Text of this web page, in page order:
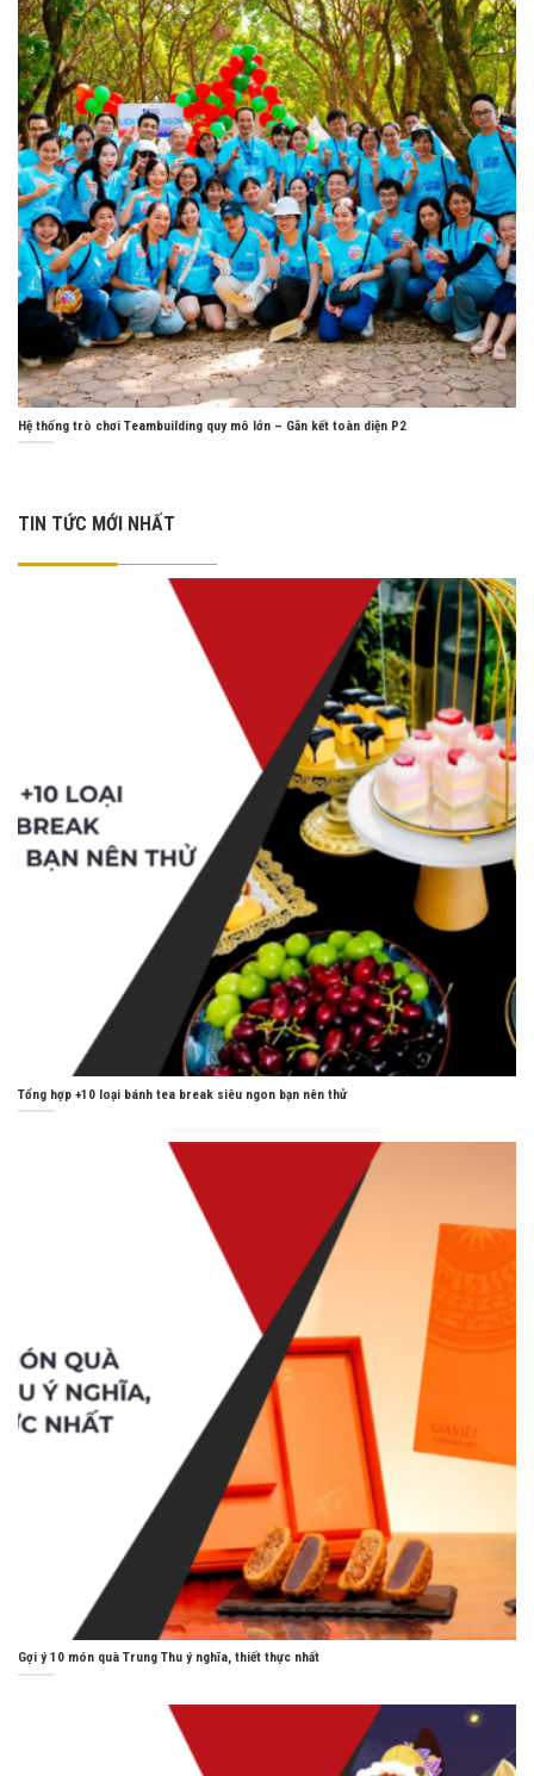
Hệ thống trò chơi Teambuilding quy mô lớn – Gắn kết toàn diện P2
TIN TỨC MỚI NHẤT
Tổng hợp +10 loại bánh tea break siêu ngon bạn nên thử
Gợi ý 10 món quà Trung Thu ý nghĩa, thiết thực nhất